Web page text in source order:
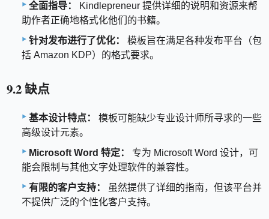
全面指导：
Kindlepreneur 提供详细的说明和资源来帮
助作者正确地格式化他们的书籍。
针对发布进行了优化：
模板旨在满足各种发布平台（包
括 Amazon KDP）的格式要求。
9.2 缺点
基本设计特点：
模板可能缺少专业设计师所寻求的一些
高级设计元素。
Microsoft Word 特定：
专为 Microsoft Word 设计，可
能会限制与其他文字处理软件的兼容性。
有限的客户支持：
虽然提供了详细的指南，但该平台并
不提供广泛的个性化客户支持。